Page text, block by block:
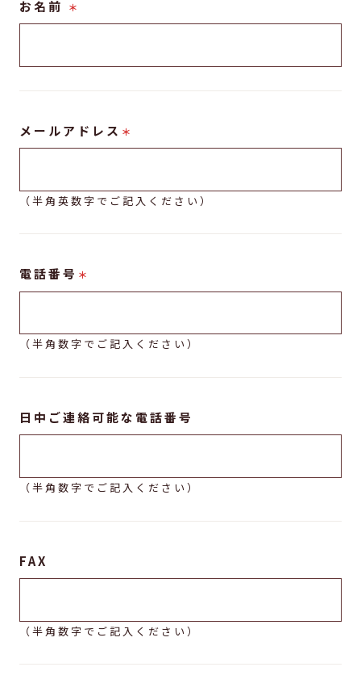
お名前 ＊
メールアドレス ＊
（半角英数字でご記入ください）
電話番号 ＊
（半角数字でご記入ください）
日中ご連絡可能な電話番号
（半角数字でご記入ください）
FAX
（半角数字でご記入ください）